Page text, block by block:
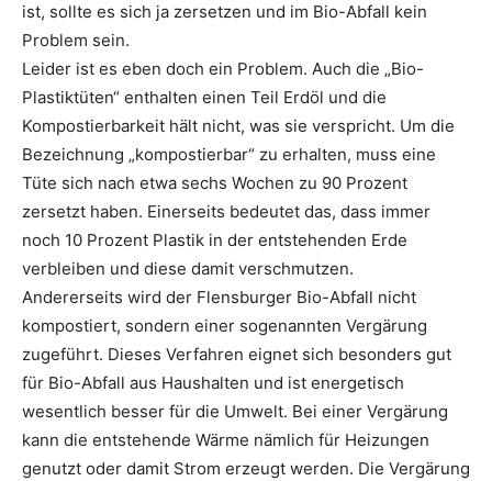
ist, sollte es sich ja zersetzen und im Bio-Abfall kein
Problem sein.
Leider ist es eben doch ein Problem. Auch die „Bio-
Plastiktüten“ enthalten einen Teil Erdöl und die
Kompostierbarkeit hält nicht, was sie verspricht. Um die
Bezeichnung „kompostierbar“ zu erhalten, muss eine
Tüte sich nach etwa sechs Wochen zu 90 Prozent
zersetzt haben. Einerseits bedeutet das, dass immer
noch 10 Prozent Plastik in der entstehenden Erde
verbleiben und diese damit verschmutzen.
Andererseits wird der Flensburger Bio-Abfall nicht
kompostiert, sondern einer sogenannten Vergärung
zugeführt. Dieses Verfahren eignet sich besonders gut
für Bio-Abfall aus Haushalten und ist energetisch
wesentlich besser für die Umwelt. Bei einer Vergärung
kann die entstehende Wärme nämlich für Heizungen
genutzt oder damit Strom erzeugt werden. Die Vergärung